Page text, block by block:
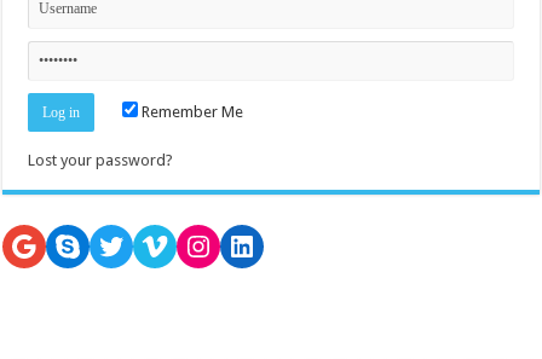
Remember Me
Lost your password?
Google
SkypeTwitter
VimeoInstagram
LinkedIn